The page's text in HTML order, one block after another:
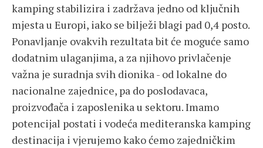
kamping stabilizira i zadržava jedno od ključnih
mjesta u Europi, iako se bilježi blagi pad 0,4 posto.
Ponavljanje ovakvih rezultata bit će moguće samo
dodatnim ulaganjima, a za njihovo privlačenje
važna je suradnja svih dionika - od lokalne do
nacionalne zajednice, pa do poslodavaca,
proizvođača i zaposlenika u sektoru. Imamo
potencijal postati i vodeća mediteranska kamping
destinacija i vjerujemo kako ćemo zajedničkim